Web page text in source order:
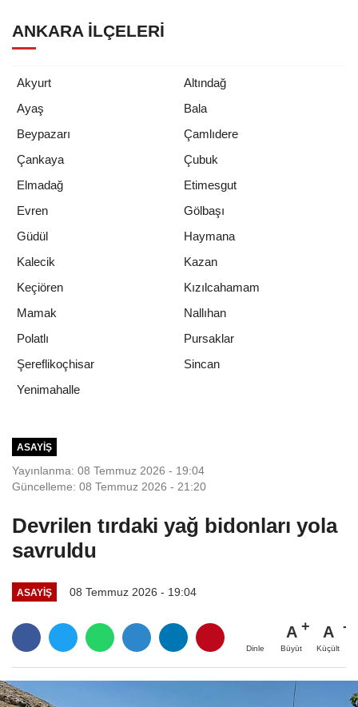
ANKARA İLÇELERI
Akyurt
Altındağ
Ayaş
Bala
Beypazarı
Çamlıdere
Çankaya
Çubuk
Elmadağ
Etimesgut
Evren
Gölbaşı
Güdül
Haymana
Kalecik
Kazan
Keçiören
Kızılcahamam
Mamak
Nallıhan
Polatlı
Pursaklar
Şereflikoçhisar
Sincan
Yenimahalle
ASAYIŞ
Yayınlanma: 08 Temmuz 2026 - 19:04
Güncelleme: 08 Temmuz 2026 - 21:20
Devrilen tırdaki yağ bidonları yola
savruldu
ASAYIŞ 08 Temmuz 2026 - 19:04
Dinle
A
Büyüt
A
Küçült